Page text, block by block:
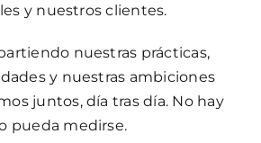
y nuestros clientes.
nuestras prácticas,
y nuestras ambiciones
juntos, día tras día. No hay
pueda medirse.